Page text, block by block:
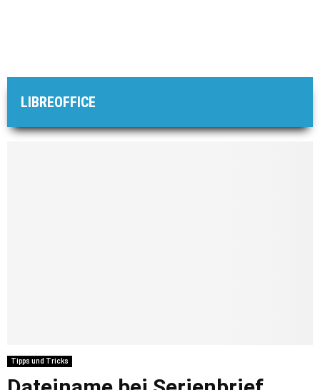
LIBREOFFICE
Tipps und Tricks